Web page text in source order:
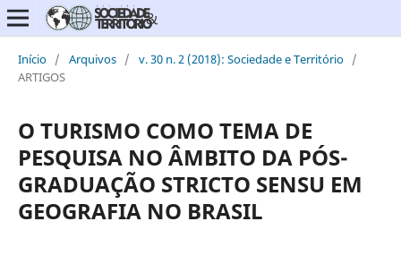
Início / Arquivos / v. 30 n. 2 (2018): Sociedade e Território /
ARTIGOS
O TURISMO COMO TEMA DE
PESQUISA NO ÂMBITO DA PÓS-
GRADUAÇÃO STRICTO SENSU EM
GEOGRAFIA NO BRASIL